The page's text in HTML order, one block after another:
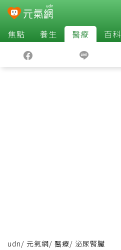
焦點 養生 醫療 百科
udn/ 元氣網/ 醫療/ 泌尿腎臟